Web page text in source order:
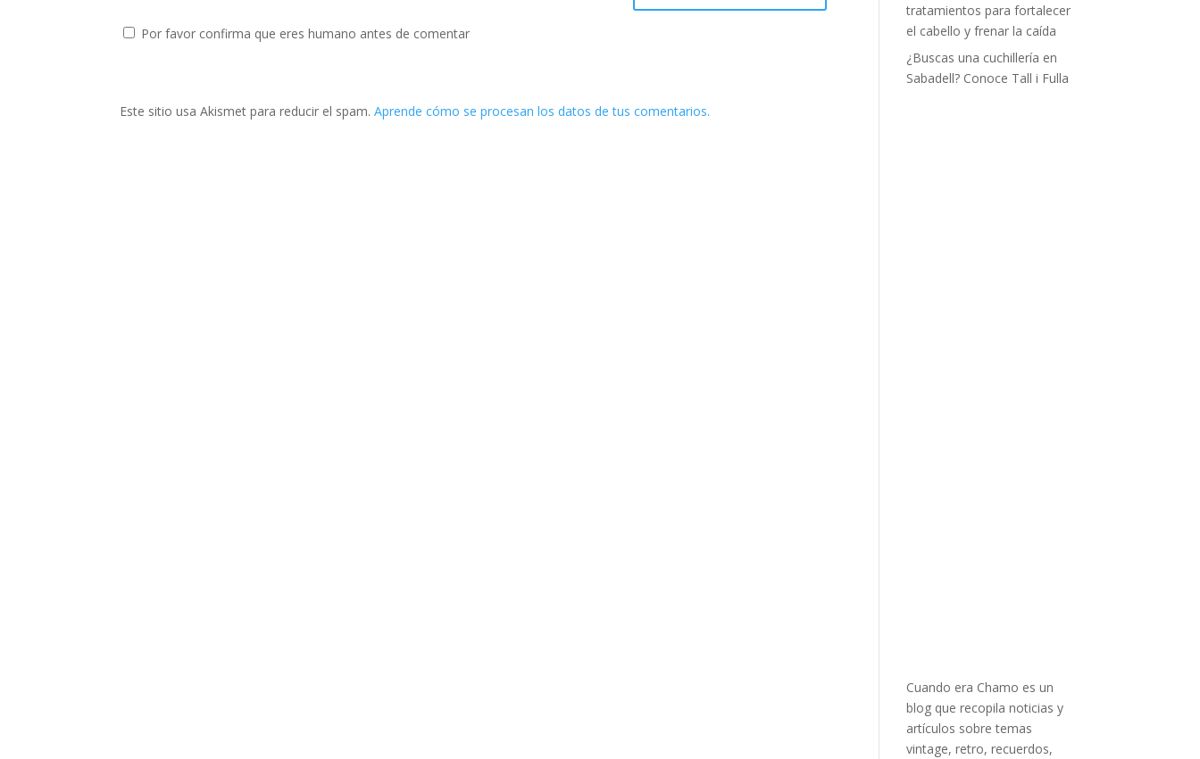
Por favor confirma que eres humano antes de comentar
Este sitio usa Akismet para reducir el spam.Aprende cómo se procesan los datos de tus comentarios.
tratamientos para fortalecer
el cabello y frenar la caída
¿Buscas una cuchillería en
Sabadell? Conoce Tall i Fulla
Cuando era Chamo es un
blog que recopila noticias y
artículos sobre temas
vintage, retro, recuerdos,